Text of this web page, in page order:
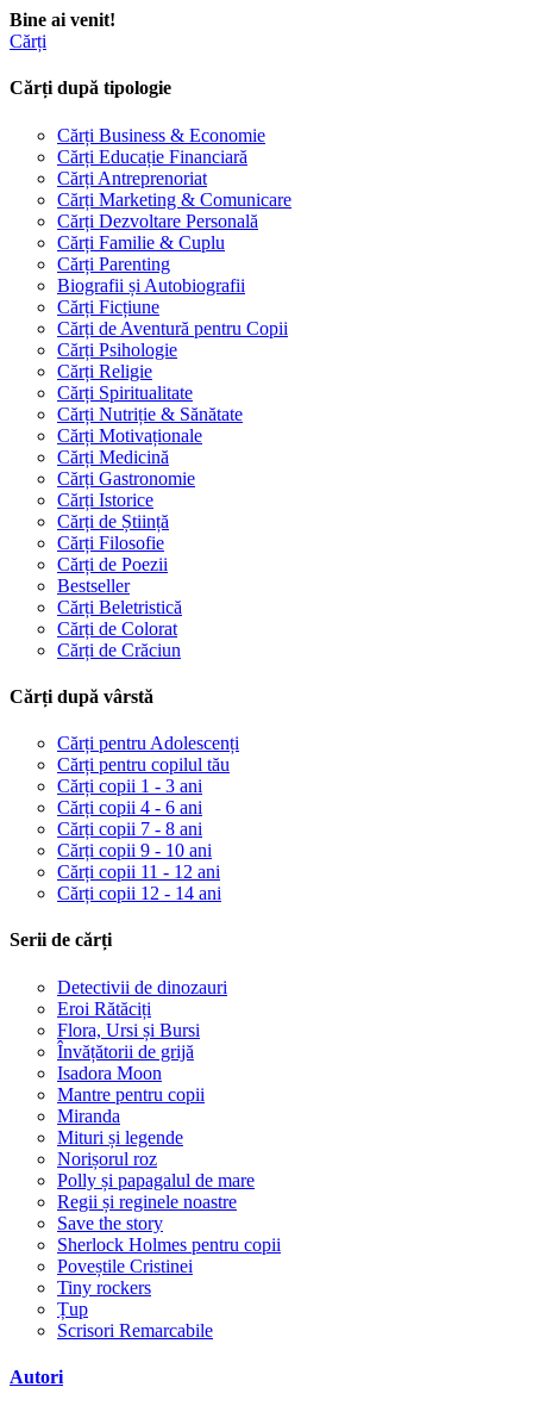
Bine ai venit!
Cărți
Cărți după tipologie
Cărți Business & Economie
Cărți Educație Financiară
Cărți Antreprenoriat
Cărți Marketing & Comunicare
Cărți Dezvoltare Personală
Cărți Familie & Cuplu
Cărți Parenting
Biografii și Autobiografii
Cărți Ficțiune
Cărți de Aventură pentru Copii
Cărți Psihologie
Cărți Religie
Cărți Spiritualitate
Cărți Nutriție & Sănătate
Cărți Motivaționale
Cărți Medicină
Cărți Gastronomie
Cărți Istorice
Cărți de Știință
Cărți Filosofie
Cărți de Poezii
Bestseller
Cărți Beletristică
Cărți de Colorat
Cărți de Crăciun
Cărți după vârstă
Cărți pentru Adolescenți
Cărți pentru copilul tău
Cărți copii 1 - 3 ani
Cărți copii 4 - 6 ani
Cărți copii 7 - 8 ani
Cărți copii 9 - 10 ani
Cărți copii 11 - 12 ani
Cărți copii 12 - 14 ani
Serii de cărți
Detectivii de dinozauri
Eroi Rătăciți
Flora, Ursi și Bursi
Învățătorii de grijă
Isadora Moon
Mantre pentru copii
Miranda
Mituri și legende
Norișorul roz
Polly și papagalul de mare
Regii și reginele noastre
Save the story
Sherlock Holmes pentru copii
Poveștile Cristinei
Tiny rockers
Țup
Scrisori Remarcabile
Autori